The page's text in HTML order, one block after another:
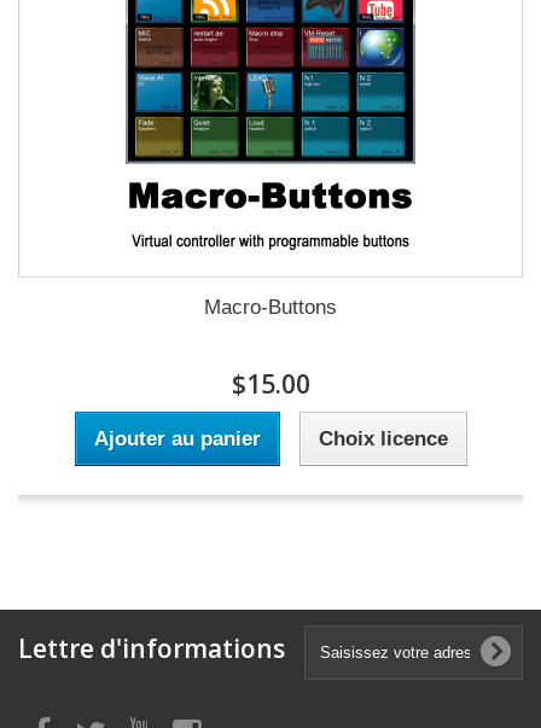
Macro-Buttons
$15.00
Ajouter au panier Choix licence
Lettre d'informations